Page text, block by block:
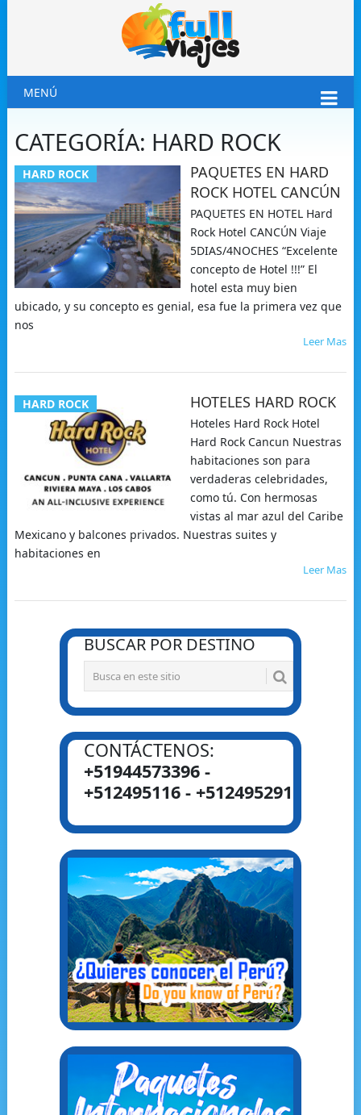
MENÚ
CATEGORÍA: HARD ROCK
HARD ROCK
PAQUETES EN HARD
ROCK HOTEL CANCÚN
PAQUETES EN HOTEL Hard
Rock Hotel CANCÚN Viaje
5DIAS/4NOCHES “Excelente
concepto de Hotel !!!” El
hotel esta muy bien
ubicado, y su concepto es genial, esa fue la primera vez que
nos
Leer Mas
HARD ROCK HOTELES HARD ROCK
Hoteles Hard Rock Hotel
Hard Rock Cancun Nuestras
habitaciones son para
verdaderas celebridades,
como tú. Con hermosas
vistas al mar azul del Caribe
Mexicano y balcones privados. Nuestras suites y
habitaciones en
Leer Mas
BUSCAR POR DESTINO
CONTÁCTENOS:
+51944573396 -
+512495116 - +512495291